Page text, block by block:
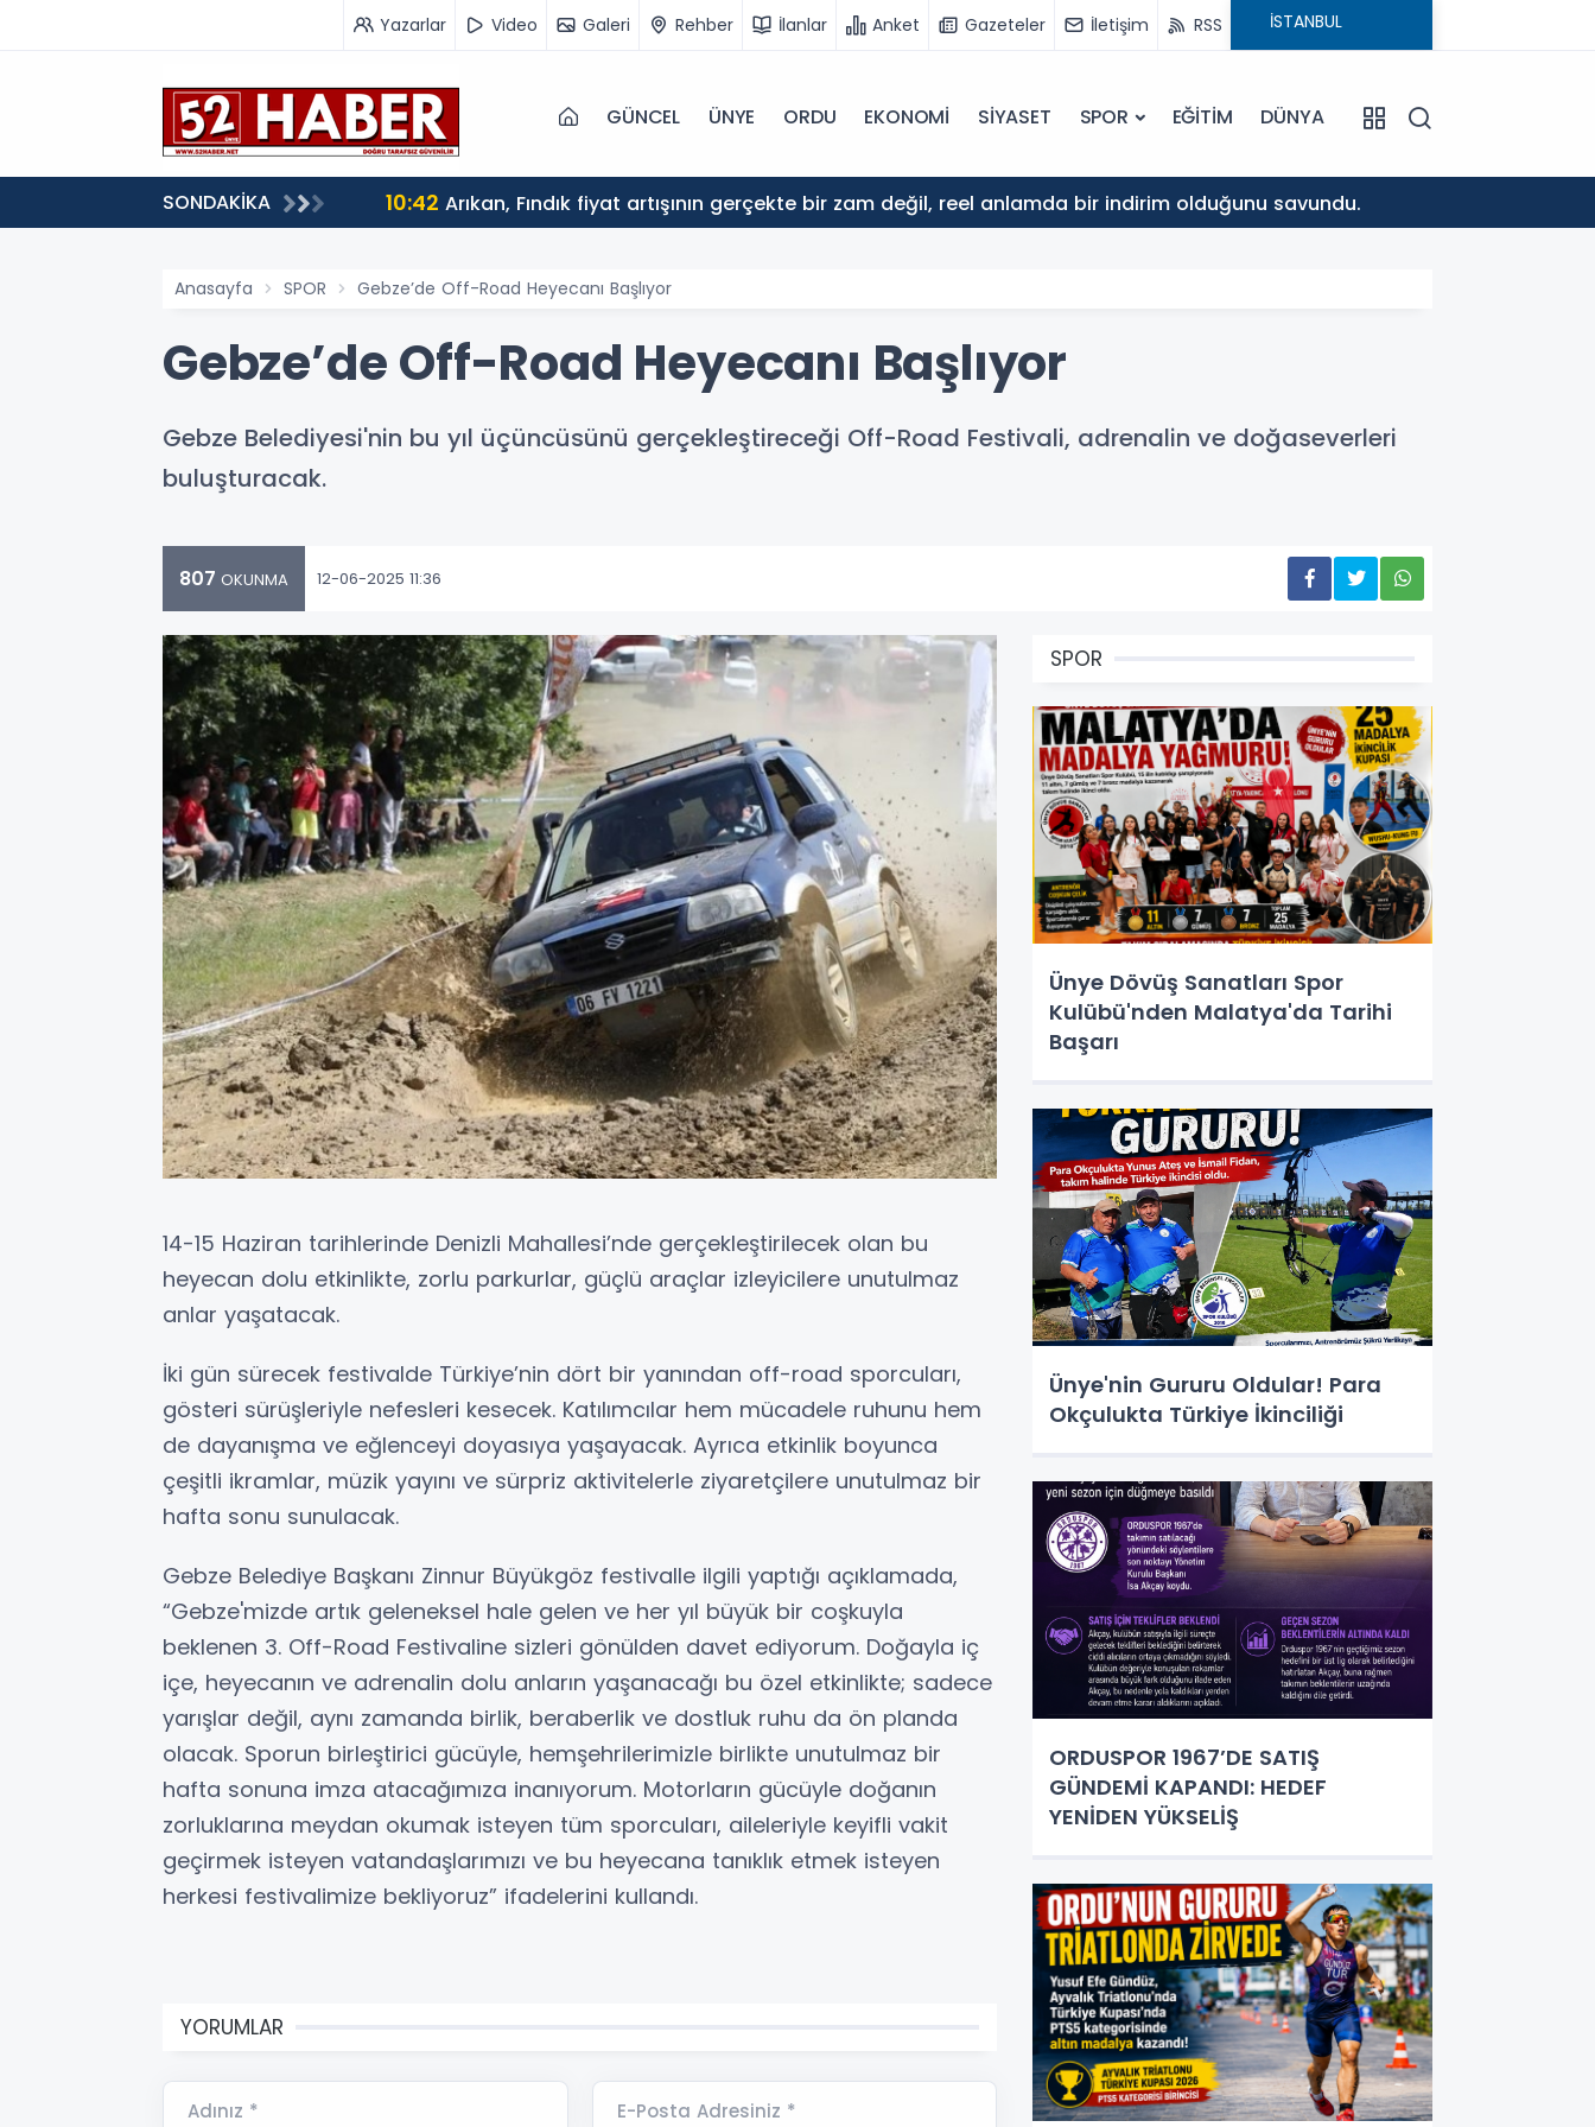
Yazarlar Video Galeri Rehber İlanlar Anket Gazeteler İletişim RSS
GÜNCEL ÜNYE ORDU EKONOMİ SİYASET SPOR EĞİTİM DÜNYA
SONDAKİKA 10:42 Arıkan, Fındık fiyat artışının gerçekte bir zam değil, reel anlamda bir indirim olduğunu savundu.
Anasayfa SPOR Gebze’de Off-Road Heyecanı Başlıyor
Gebze’de Off-Road Heyecanı Başlıyor
Gebze Belediyesi'nin bu yıl üçüncüsünü gerçekleştireceği Off-Road Festivali, adrenalin ve doğaseverleri
buluşturacak.
807 OKUNMA 12-06-2025 11:36
14-15 Haziran tarihlerinde Denizli Mahallesi’nde gerçekleştirilecek olan bu
heyecan dolu etkinlikte, zorlu parkurlar, güçlü araçlar izleyicilere unutulmaz
anlar yaşatacak.
İki gün sürecek festivalde Türkiye’nin dört bir yanından off-road sporcuları,
gösteri sürüşleriyle nefesleri kesecek. Katılımcılar hem mücadele ruhunu hem
de dayanışma ve eğlenceyi doyasıya yaşayacak. Ayrıca etkinlik boyunca
çeşitli ikramlar, müzik yayını ve sürpriz aktivitelerle ziyaretçilere unutulmaz bir
hafta sonu sunulacak.
Gebze Belediye Başkanı Zinnur Büyükgöz festivalle ilgili yaptığı açıklamada,
“Gebze'mizde artık geleneksel hale gelen ve her yıl büyük bir coşkuyla
beklenen 3. Off-Road Festivaline sizleri gönülden davet ediyorum. Doğayla iç
içe, heyecanın ve adrenalin dolu anların yaşanacağı bu özel etkinlikte; sadece
yarışlar değil, aynı zamanda birlik, beraberlik ve dostluk ruhu da ön planda
olacak. Sporun birleştirici gücüyle, hemşehrilerimizle birlikte unutulmaz bir
hafta sonuna imza atacağımıza inanıyorum. Motorların gücüyle doğanın
zorluklarına meydan okumak isteyen tüm sporcuları, aileleriyle keyifli vakit
geçirmek isteyen vatandaşlarımızı ve bu heyecana tanıklık etmek isteyen
herkesi festivalimize bekliyoruz” ifadelerini kullandı.
YORUMLAR
Adınız * E-Posta Adresiniz *
SPOR
Ünye Dövüş Sanatları Spor
Kulübü'nden Malatya'da Tarihi
Başarı
Ünye'nin Gururu Oldular! Para
Okçulukta Türkiye İkinciliği
ORDUSPOR 1967’DE SATIŞ
GÜNDEMİ KAPANDI: HEDEF
YENİDEN YÜKSELİŞ